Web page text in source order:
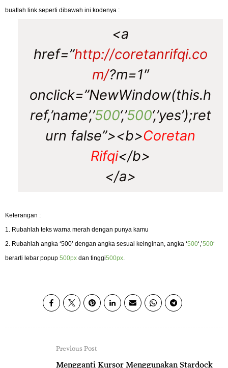
buatlah link seperti dibawah ini kodenya :
<a
href=”http://coretanrifqi.co
m/?m=1″
onclick=”NewWindow(this.h
ref,’name’,’500‘,’500‘,’yes’);ret
urn false”><b>Coretan
Rifqi</b>
</a>
Keterangan :
1. Rubahlah teks warna merah dengan punya kamu
2. Rubahlah angka ‘500’ dengan angka sesuai keinginan, angka ‘500‘,’500‘
berarti lebar popup 500px dan tinggi500px.
Previous Post
Mengganti Kursor Menggunakan Stardock